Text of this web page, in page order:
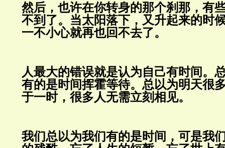
然后，也许在你转身的那个刹那，有
不到了。当太阳落下，又升起来的时
一不小心就再也回不去了。
人最大的错误就是认为自己有时间。
有的是时间挥霍等待。总以为明天很
于一时，很多人无需立刻相见。
我们总以为我们有的是时间，可是我